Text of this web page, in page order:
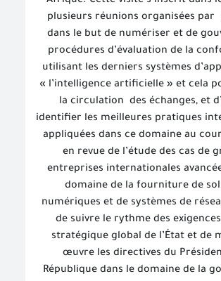
plusieurs réunions organisées par
dans le but de numériser et de
procédures d’évaluation de la
utilisant les derniers systèmes
« l’intelligence artificielle » et cela
la circulation des échanges, et
identifier les meilleures pratiques
appliquées dans ce domaine au
en revue de l’étude des cas de
entreprises internationales
domaine de la fourniture de
numériques et de systèmes de
de suivre le rythme des
stratégique global de l’État et de
œuvre les directives du
République dans le domaine de la